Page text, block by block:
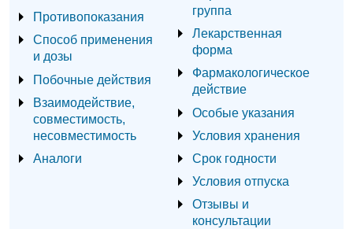
Противопоказания
Способ применения
и дозы
Побочные действия
Взаимодействие,
совместимость,
несовместимость
Аналоги
группа
Лекарственная
форма
Фармакологическое
действие
Особые указания
Условия хранения
Срок годности
Условия отпуска
Отзывы и
консультации